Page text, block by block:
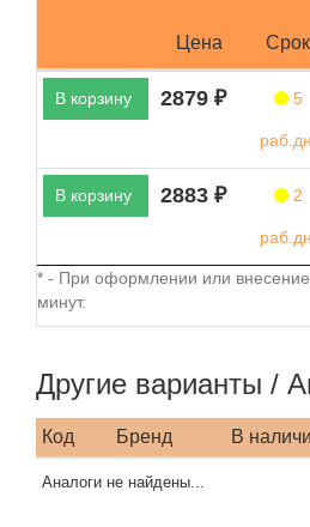
Цена Срок
В корзину 2879 ₽ 5
раб.дн.
В корзину 2883 ₽ 2
раб.дн.
* - При оформлении или внесение
минут.
Другие варианты /
Код Бренд В
Аналоги не найдены...